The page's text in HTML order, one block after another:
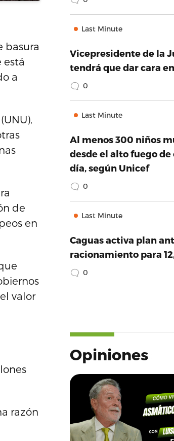
basura
está
a
de
en
valor
razón
Last Minute
Vicepresidente de la
tendrá que dar cara
0
Last Minute
Al menos 300 niños
desde el alto fuego
día, según Unicef
0
Last Minute
Caguas activa plan
racionamiento para
0
Opiniones